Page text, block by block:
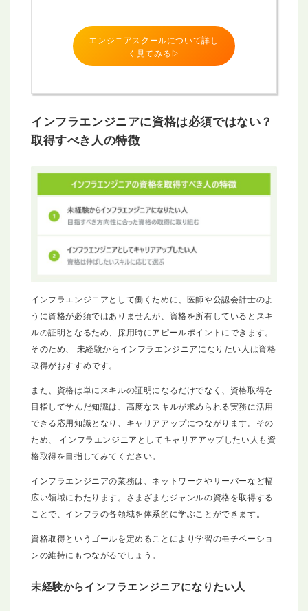
エンジニアスクールについて詳し
く見てみる▷
インフラエンジニアに資格は必須ではない？
取得すべき人の特徴
インフラエンジニアとして働くために、医師や公認会計士のよ
うに資格が必須ではありませんが、資格を所有しているとスキ
ルの証明となるため、採用時にアピールポイントにできます。
そのため、 未経験からインフラエンジニアになりたい人は資格
取得がおすすめです。
また、資格は単にスキルの証明になるだけでなく、資格取得を
目指して学んだ知識は、高度なスキルが求められる実務に活用
できる応用知識となり、キャリアアップにつながります。その
ため、 インフラエンジニアとしてキャリアアップしたい人も資
格取得を目指してみてください。
インフラエンジニアの業務は、ネットワークやサーバーなど幅
広い領域にわたります。さまざまなジャンルの資格を取得する
ことで、インフラの各領域を体系的に学ぶことができます。
資格取得というゴールを定めることにより学習のモチベーショ
ンの維持にもつながるでしょう。
未経験からインフラエンジニアになりたい人